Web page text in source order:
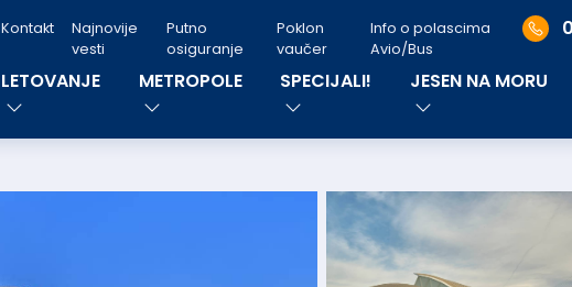
Kontakt
Najnovije
vesti
Putno
osiguranje
Poklon
vaučer
Info o polascima
Avio/Bus
LETOVANJE METROPOLE SPECIJALI! JESEN NA MORU